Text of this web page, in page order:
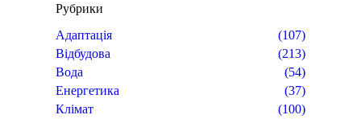
Рубрики
Адаптація
(107)
Відбудова
(213)
Вода
(54)
Енергетика
(37)
Клімат
(100)